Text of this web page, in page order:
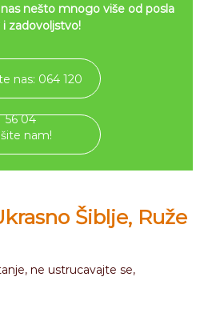
nešto mnogo više od posla
i zadovoljstvo!
nas: 064 120
56 04
nam!
Šiblje, Ruže
ne ustrucavajte se,